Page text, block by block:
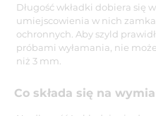
Długość wkładki dobiera się
umiejscowienia w nich
ochronnych. Aby szyld
próbami wyłamania, nie
niż 3 mm.
Co składa się na